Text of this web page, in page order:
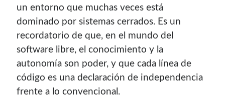
un entorno que muchas veces está
dominado por sistemas cerrados. Es un
recordatorio de que, en el mundo del
software libre, el conocimiento y la
autonomía son poder, y que cada línea de
código es una declaración de independencia
frente a lo convencional.